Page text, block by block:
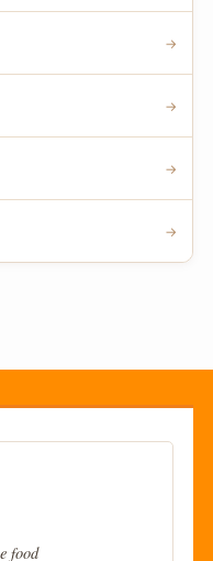
→
→
→
→
food